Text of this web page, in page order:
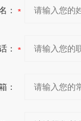
：
：
：